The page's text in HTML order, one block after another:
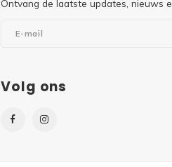
Ontvang de laatste updates, nieuws
Volg ons